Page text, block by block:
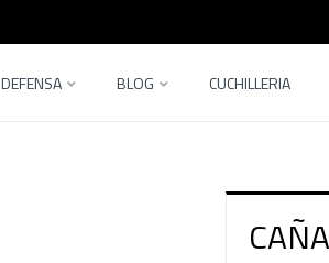
DEFENSA BLOG CUCHILLERIA